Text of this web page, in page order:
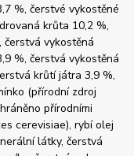
%, čerstvé vykostěné
krůta 10,2 %,
čerstvá vykostěná
%, čerstvá vykostěná
krůtí játra 3,9 %,
(přírodní zdroj
přírodními
cerevisiae), rybí olej
látky, čerstvá